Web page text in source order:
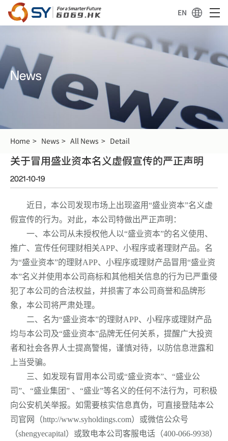
EN
News
Home News All News Detail
关于冒用盛业资本名义虚假宣传的严正声明
2021-10-19
近日，本公司发现市场上出现盗用“盛业资本”名义虚
假宣传的行为。对此，本公司特做出严正声明：
一、本公司从未授权他人以“盛业资本”的名义使用、
推广、宣传任何理财相关APP、小程序或者理财产品。名
为“盛业资本”的理财APP、小程序或理财产品冒用“盛业资
本”名义并使用本公司商标和其他相关信息的行为已严重侵
犯了本公司的合法权益，并损害了本公司商誉和品牌形
象，本公司将严肃处理。
二、名为“盛业资本”的理财APP、小程序或理财产品
均与本公司及“盛业资本”品牌无任何关系，提醒广大投资
者和社会各界人士提高警惕，谨慎对待，以防信息泄露和
上当受骗。
三、如发现有冒用本公司或“盛业资本”、“盛业公
司”、 “盛业集团” 、“盛业”等名义的任何不法行为，可积极
向公安机关举报。如需要核实信息真伪，可直接登陆本公
司官网（http://www.syholdings.com）或微信公众号
（shengyecapital）或致电本公司客服电话（400-066-9938）